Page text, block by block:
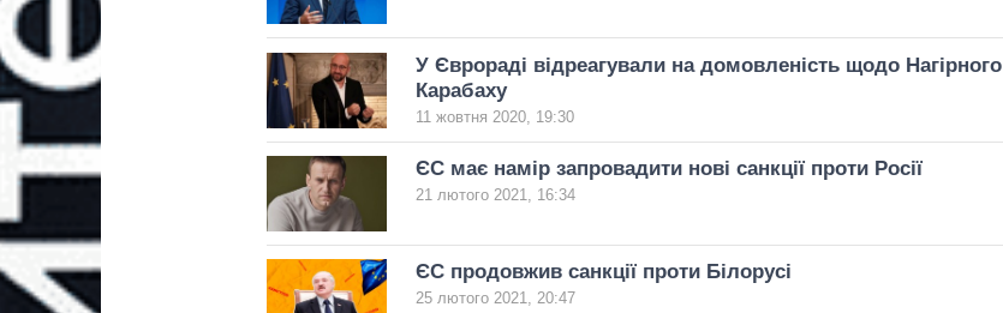
У Єврораді відреагували на домовленість щодо Нагірного
Карабаху
11 жовтня 2020, 19:30
ЄС має намір запровадити нові санкції проти Росії
21 лютого 2021, 16:34
ЄС продовжив санкції проти Білорусі
25 лютого 2021, 20:47